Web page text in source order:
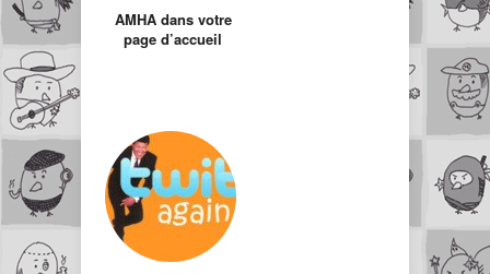
AMHA dans votre
page d’accueil